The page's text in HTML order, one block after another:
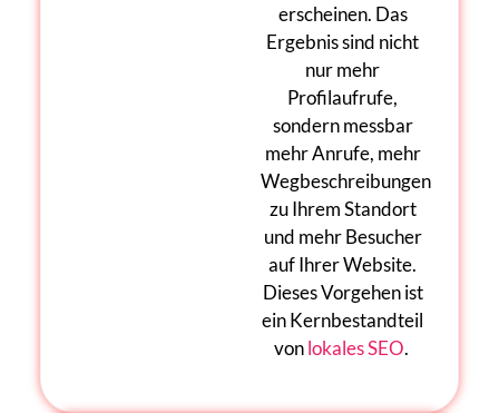
erscheinen. Das
Ergebnissind nicht
nur mehr
Profilaufrufe,
sondern messbar
mehr Anrufe, mehr
Wegbeschreibungen
zu Ihrem Standort
und mehr Besucher
auf Ihrer Website.
Dieses Vorgehen ist
ein Kernbestandteil
vonlokales SEO.